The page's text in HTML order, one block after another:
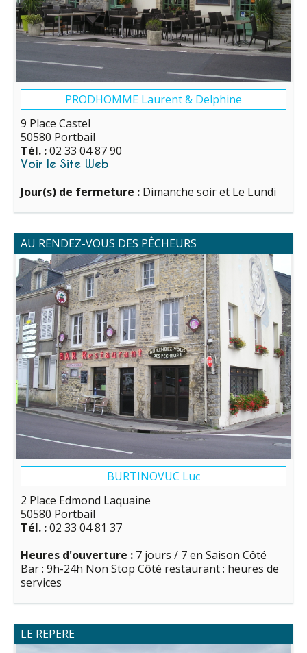
PRODHOMME Laurent & Delphine
9 Place Castel
50580 Portbail
Tél. :02 33 04 87 90
Voir le Site Web
Jour(s) de fermeture : Dimanche soir et Le Lundi
AU RENDEZ-VOUS DES PÊCHEURS
BURTINOVUC Luc
2 Place Edmond Laquaine
50580 Portbail
Tél. :02 33 04 81 37
Heures d'ouverture : 7 jours / 7 en Saison Côté
Bar : 9h-24h Non Stop Côté restaurant : heures de
services
LE REPERE